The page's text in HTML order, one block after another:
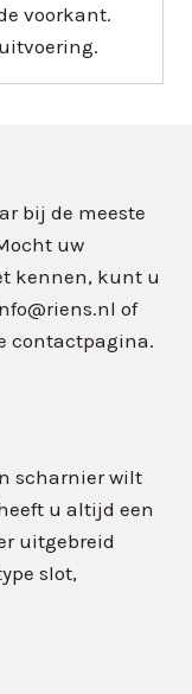
voorkant.
bij de meeste
uw
kennen, kunt u
of
contactpagina.
scharnier wilt
u altijd een
uitgebreid
slot,